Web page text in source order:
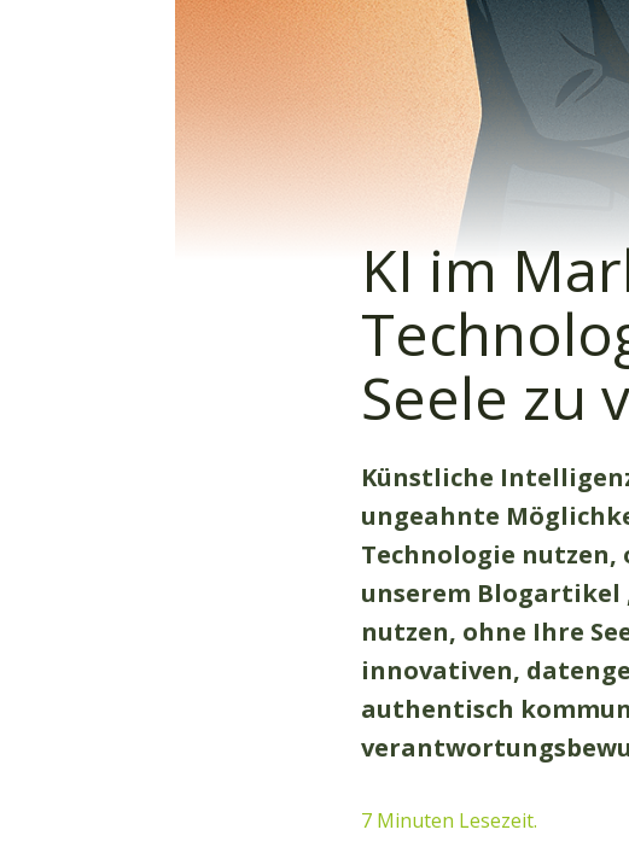
KI im
Seele zu
Künstliche
ungeahnte
Technologie
unserem Blogartikel
nutzen, ohne Ihre
innovativen,
authentisch
7 Minuten Lesezeit.